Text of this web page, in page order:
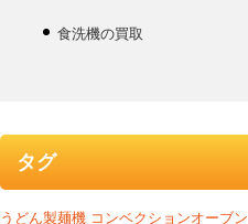
食洗機の買取
タグ
うどん製麺機 コンベクションオーブン